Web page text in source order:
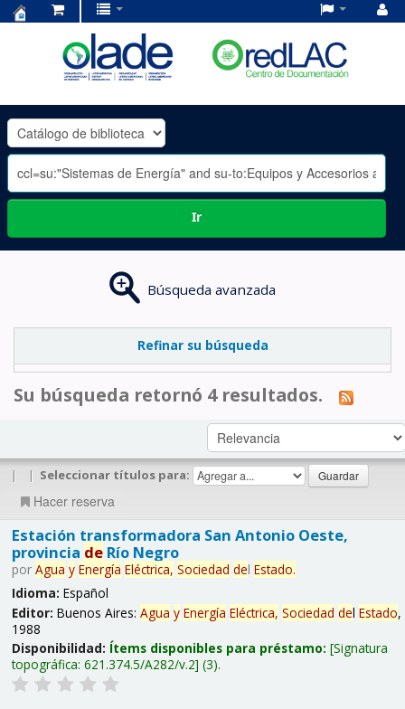
OLADE
-
Ir
Búsqueda avanzada
Refinar su búsqueda
Su búsqueda retornó 4 resultados.
| | Seleccionar títulos para:
Hacer reserva
Estación transformadora San Antonio Oeste,
provincia deRío Negro
por Agua y Energía Eléctrica, Sociedad del Estado.
Idioma: Español
Editor: Buenos Aires: Agua y Energía Eléctrica, Sociedad del Estado,
1988
Disponibilidad: Ítems disponibles para préstamo: Signatura
topográfica: 621.374.5/A282/v.2 (3).